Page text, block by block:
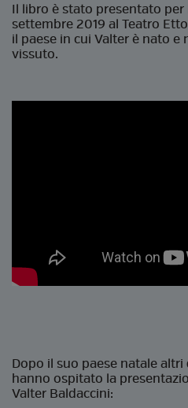
Il libro è stato presentato
settembre 2019 al Teatro
il paese in cui Valter è nato e
vissuto.
Dopo il suo paese natale altri
hanno ospitato la
Valter Baldaccini: